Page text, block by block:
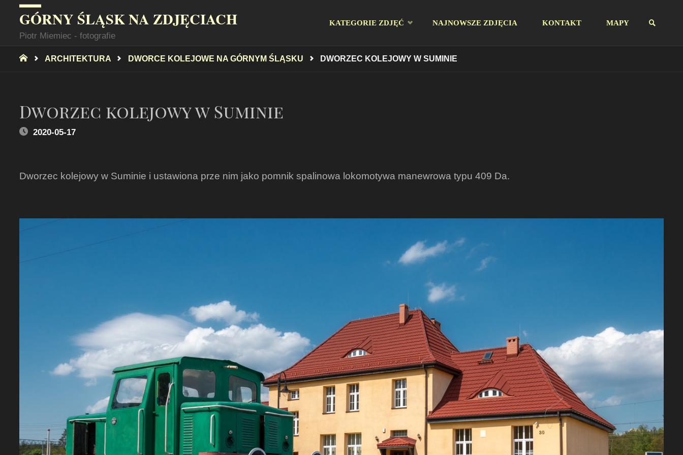
GÓRNY ŚLĄSK NA ZDJĘCIACH
Piotr Miemiec - fotografie
KATEGORIE ZDJĘĆ NAJNOWSZE ZDJĘCIA KONTAKT MAPY
STRONA
ARCHITEKTURA DWORCE KOLEJOWE NA GÓRNYM ŚLĄSKU DWORZEC KOLEJOWY W SUMINIE
Dworzec kolejowy w Suminie
2020-05-17
Dworzec kolejowy w Suminie i ustawiona prze nim jako pomnik spalinowa lokomotywa manewrowa typu 409 Da.